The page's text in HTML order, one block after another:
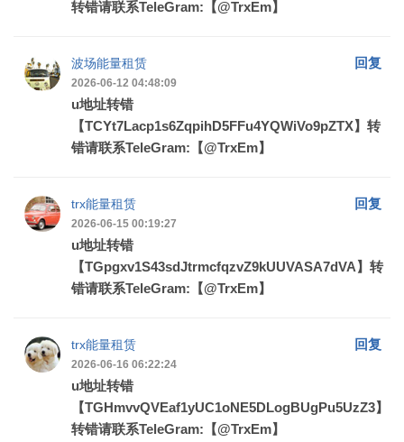
转错请联系TeleGram:【@TrxEm】
波场能量租赁 回复
2026-06-12 04:48:09
u地址转错
【TCYt7Lacp1s6ZqpihD5FFu4YQWiVo9pZTX】转
错请联系TeleGram:【@TrxEm】
trx能量租赁 回复
2026-06-15 00:19:27
u地址转错
【TGpgxv1S43sdJtrmcfqzvZ9kUUVASA7dVA】转
错请联系TeleGram:【@TrxEm】
trx能量租赁 回复
2026-06-16 06:22:24
u地址转错
【TGHmvvQVEaf1yUC1oNE5DLogBUgPu5UzZ3】
转错请联系TeleGram:【@TrxEm】